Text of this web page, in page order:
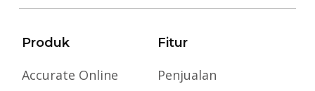
Produk
Accurate Online
Fitur
Penjualan